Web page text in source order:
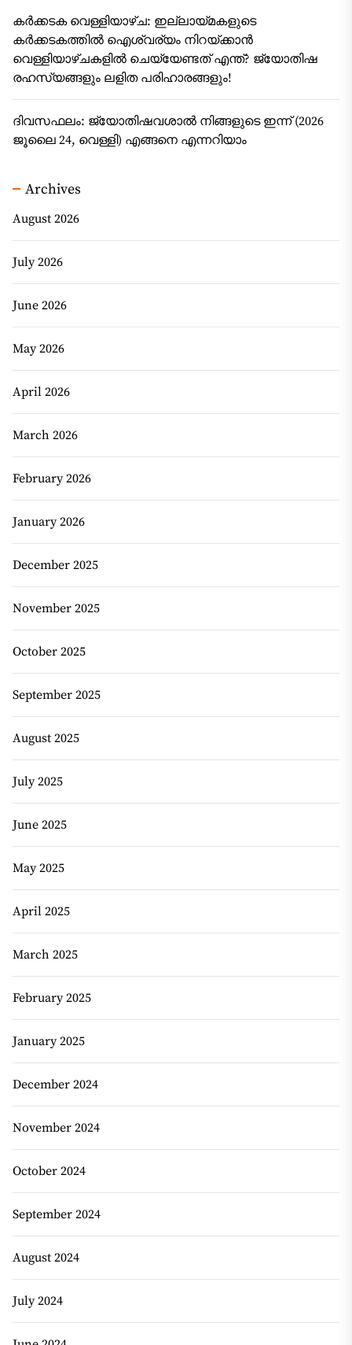
കർക്കടക വെള്ളിയാഴ്ച: ഇല്ലായ്മകളുടെ
കർക്കടകത്തിൽ ഐശ്വര്യം നിറയ്ക്കാൻ
വെള്ളിയാഴ്ചകളിൽ ചെയ്യേണ്ടത് എന്ത്? ജ്യോതിഷ
രഹസ്യങ്ങളും ലളിത പരിഹാരങ്ങളും!
ദിവസഫലം: ജ്യോതിഷവശാൽ നിങ്ങളുടെ ഇന്ന്‌ (2026
ജൂലൈ 24, വെള്ളി) എങ്ങനെ എന്നറിയാം
Archives
August 2026
July 2026
June 2026
May 2026
April 2026
March 2026
February 2026
January 2026
December 2025
November 2025
October 2025
September 2025
August 2025
July 2025
June 2025
May 2025
April 2025
March 2025
February 2025
January 2025
December 2024
November 2024
October 2024
September 2024
August 2024
July 2024